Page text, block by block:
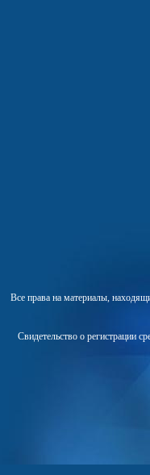
Все права на материалы,
Свидетельство о регистрации